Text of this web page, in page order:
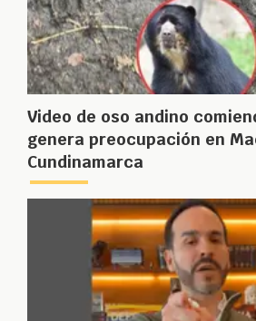
Video de oso andino
genera preocupación en
Cundinamarca